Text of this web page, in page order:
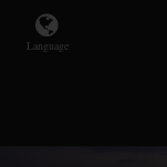
Language